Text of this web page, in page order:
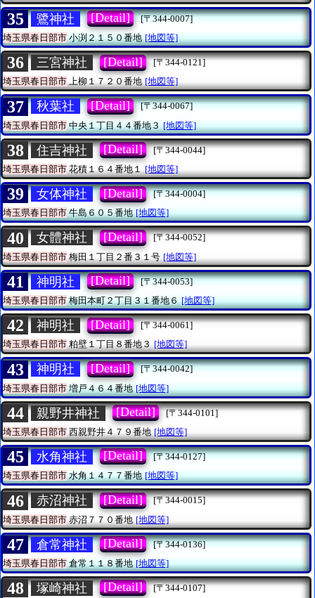
35 鷺神社 [Detail]
[〒344-0007]
埼玉県春日部市小渕２１５０番地 [地図等]
36 三宮神社 [Detail]
[〒344-0121]
埼玉県春日部市上柳１７２０番地 [地図等]
37 秋葉社 [Detail]
[〒344-0067]
埼玉県春日部市中央１丁目４４番地３ [地図等]
38 住吉神社 [Detail]
[〒344-0044]
埼玉県春日部市花積１６４番地１ [地図等]
39 女体神社 [Detail]
[〒344-0004]
埼玉県春日部市牛島６０５番地 [地図等]
40 女體神社 [Detail]
[〒344-0052]
埼玉県春日部市 梅田１丁目２番３１号 [地図等]
41 神明社 [Detail]
[〒344-0053]
埼玉県春日部市梅田本町２丁目３１番地６ [地図等]
42 神明社 [Detail]
[〒344-0061]
埼玉県春日部市粕壁１丁目８番地３ [地図等]
43 神明社 [Detail]
[〒344-0042]
埼玉県春日部市増戸４６４番地 [地図等]
44 親野井神社 [Detail]
[〒344-0101]
埼玉県春日部市西親野井４７９番地 [地図等]
45 水角神社 [Detail]
[〒344-0127]
埼玉県春日部市水角１４７７番地 [地図等]
46 赤沼神社 [Detail]
[〒344-0015]
埼玉県春日部市 赤沼７７０番地 [地図等]
47 倉常神社 [Detail]
[〒344-0136]
埼玉県春日部市倉常１１８番地 [地図等]
48 塚崎神社 [Detail] [〒344-0107]